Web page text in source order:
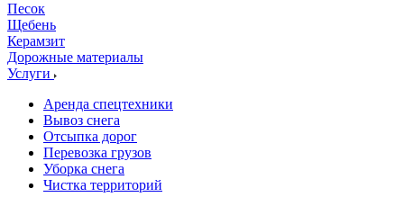
Песок
Щебень
Керамзит
Дорожные материалы
Услуги
Аренда спецтехники
Вывоз снега
Отсыпка дорог
Перевозка грузов
Уборка снега
Чистка территорий